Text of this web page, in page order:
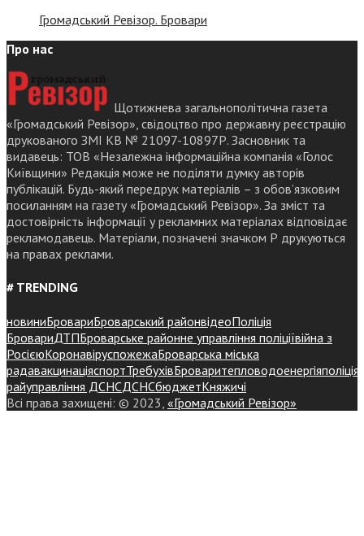
Громадський Ревізор. Бровари
Про нас
Щотижнева загальнополітична газета
«Громадський Ревізор», свідоцтво про державну реєстрацію
друкованого ЗМІ КВ № 21097-10897Р. Засновник та
видавець: ТОВ «Незалежна інформаційна компанія «Голос
Київщини» Редакція може не поділяти думку авторів
публікацій. Будь-який передрук матеріалів – з обов’язковим
посиланням на газету «Громадський Ревізор». За зміст та
достовірність інформації у рекламних матеріалах відповідає
рекламодавець. Матеріали, позначені значком Р друкуються
на правах реклами.
# TRENDING
новиниБровариБроварський районвідеоПоліція
БровариДТПБроварське районне управління поліціївійна з
РосієюКоронавіруспожежаБроварська міська
радавакцинаціяспортТребухівБроваритепловодоенергіяполіція
райуправління ДСНСДСНСбюджетКняжичі
Всі права захищені: © 2023, «Громадський Ревізор»